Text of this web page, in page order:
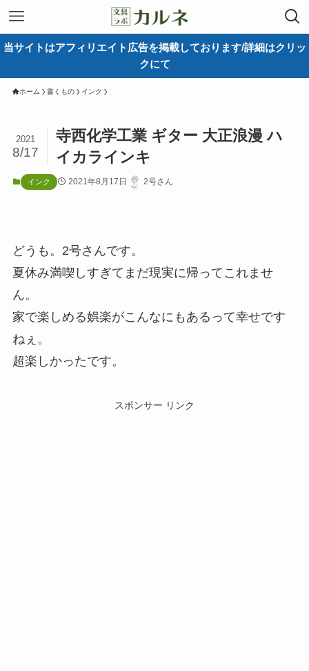
当サイトはアフィリエイト広告を掲載しております/詳細はクリッ
クにて
ホーム 書くもの インク
寺西化学工業 ギター 大正浪漫 ハ
イカラインキ
2021
8/17
インク 2021年8月17日 2号さん
どうも。2号さんです。
夏休み満喫しすぎてまだ現実に帰ってこれませ
ん。
家で楽しめる娯楽がこんなにもあるって幸せです
ねぇ。
超楽しかったです。
スポンサー リンク